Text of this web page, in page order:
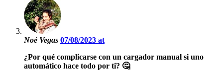
Noé Vegas 07/08/2023 at
¿Por qué complicarse con un cargador manual si uno
automático hace todo por ti? 🤔